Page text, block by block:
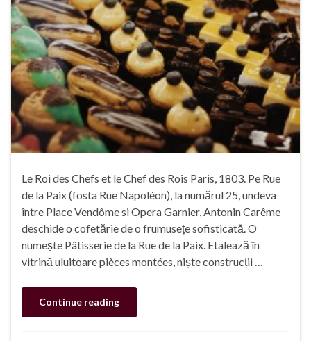
Le Roi des Chefs et le Chef des Rois Paris, 1803. Pe Rue
de la Paix (fosta Rue Napoléon), la numărul 25, undeva
între Place Vendôme si Opera Garnier, Antonin Carême
deschide o cofetărie de o frumusețe sofisticată. O
numește Pâtisserie de la Rue de la Paix. Etalează în
vitrină uluitoare pièces montées, niște construcții …
Continue reading